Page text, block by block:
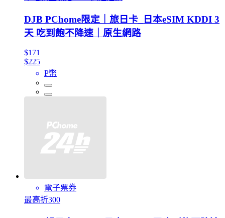
DJB PChome限定｜旅日卡_日本eSIM KDDI 3
天 吃到飽不降速｜原生網路
$171
$225
P幣
電子票券
最高折300